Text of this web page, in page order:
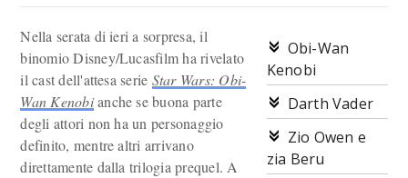
Obi-Wan
Kenobi
Darth Vader
Zio Owen e
zia Beru
Nella serata di ieri a sorpresa, il
binomio Disney/Lucasfilm ha rivelato
il cast dell'attesa serie Star Wars: Obi-
Wan Kenobianche se buona parte
degli attori non ha un personaggio
definito, mentre altri arrivano
direttamente dalla trilogia prequel. A